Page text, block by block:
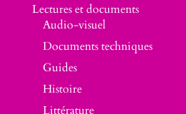
Lectures et documents
Audio-visuel
Documents techniques
Guides
Histoire
Littérature